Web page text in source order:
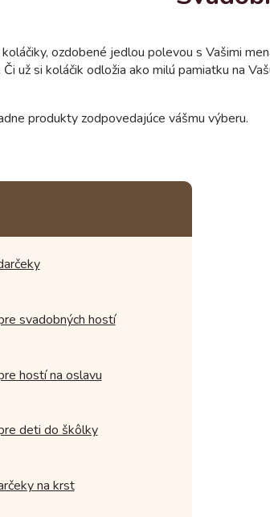
ozdobené jedlou polevou s Vašimi
už si koláčik odložia ako milú pamiatku na
produkty zodpovedajúce vášmu výberu.
svadobných hostí
hostí na oslavu
deti do škôlky
na krst